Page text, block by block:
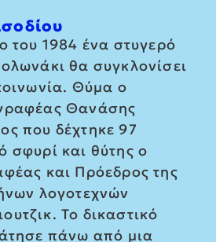
του 1984 ένα στυγερό
θα συγκλονίσει
Θύμα ο
Θανάσης
που δέχτηκε 97
σφυρί και θύτης ο
και Πρόεδρος της
λογοτεχνών
Το δικαστικό
πάνω από μια